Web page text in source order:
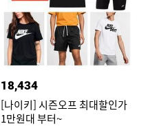
18,434
[나이키] 시즌오프 최대할인가
1만원대 부터~